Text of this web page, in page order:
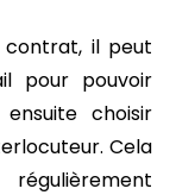
il peut
pour pouvoir
choisir
Cela